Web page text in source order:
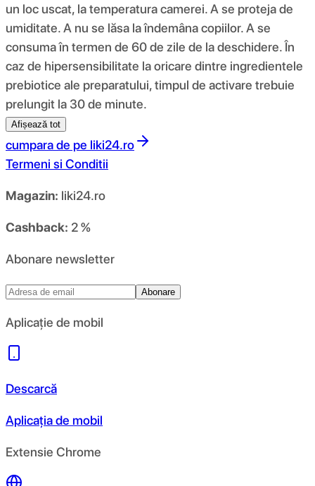
un loc uscat, la temperatura camerei. A se proteja de
umiditate. A nu se lăsa la îndemâna copiilor. A se
consuma în termen de 60 de zile de la deschidere. În
caz de hipersensibilitate la oricare dintre ingredientele
prebiotice ale preparatului, timpul de activare trebuie
prelungit la 30 de minute.
Afișează tot
cumpara de pe liki24.ro
Termeni si Conditii
Magazin: liki24.ro
Cashback: 2 %
Abonare newsletter
Abonare
Aplicație de mobil
Descarcă
Aplicația de mobil
Extensie Chrome